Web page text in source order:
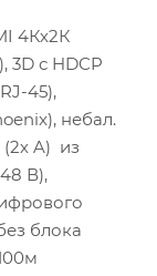
4Кх2К
3D с HDCP
45),
небал.
(2х A) из
В),
блока